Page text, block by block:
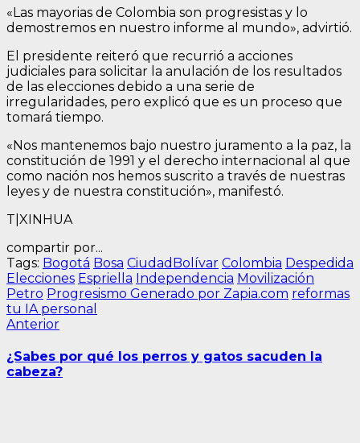
«Las mayorias de Colombia son progresistas y lo
demostremos en nuestro informe al mundo», advirtió.
El presidente reiteró que recurrió a acciones
judiciales para solicitar la anulación de los resultados
de las elecciones debido a una serie de
irregularidades, pero explicó que es un proceso que
tomará tiempo.
«Nos mantenemos bajo nuestro juramento a la paz, la
constitución de 1991 y el derecho internacional al que
como nación nos hemos suscrito a través de nuestras
leyes y de nuestra constitución», manifestó.
T|XINHUA
compartir por...
Tags: Bogotá Bosa CiudadBolívar Colombia Despedida
Elecciones Espriella Independencia Movilización
Petro Progresismo Generado por Zapia.com reformas
tu IA personal
Navegación
de
entradas
AnteriorEntrada
¿Sabes por qué los perros y gatos sacuden la
cabeza?